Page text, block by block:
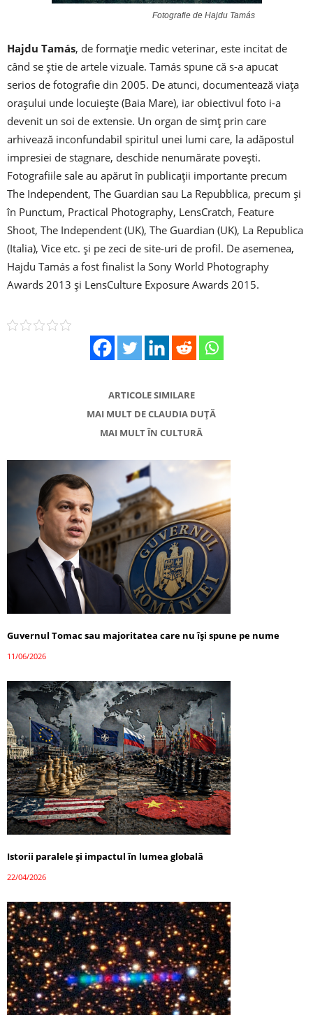
Fotografie de Hajdu Tamás
Hajdu Tamás, de formaţie medic veterinar, este incitat de
când se ştie de artele vizuale. Tamás spune că s-a apucat
serios de fotografie din 2005. De atunci, documentează viața
oraşului unde locuieşte (Baia Mare), iar obiectivul foto i-a
devenit un soi de extensie. Un organ de simţ prin care
arhivează inconfundabil spiritul unei lumi care, la adăpostul
impresiei de stagnare, deschide nenumărate poveşti.
Fotografiile sale au apărut în publicații importante precum
The Independent, The Guardian sau La Repubblica, precum și
în Punctum, Practical Photography, LensCratch, Feature
Shoot, The Independent (UK), The Guardian (UK), La Republica
(Italia), Vice etc. și pe zeci de site-uri de profil. De asemenea,
Hajdu Tamás a fost finalist la Sony World Photography
Awards 2013 și LensCulture Exposure Awards 2015.
ARTICOLE SIMILARE
MAI MULT DE CLAUDIA DUȚĂ
MAI MULT ÎN CULTURĂ
Guvernul Tomac sau majoritatea care nu își spune pe nume
11/06/2026
Istorii paralele și impactul în lumea globală
22/04/2026